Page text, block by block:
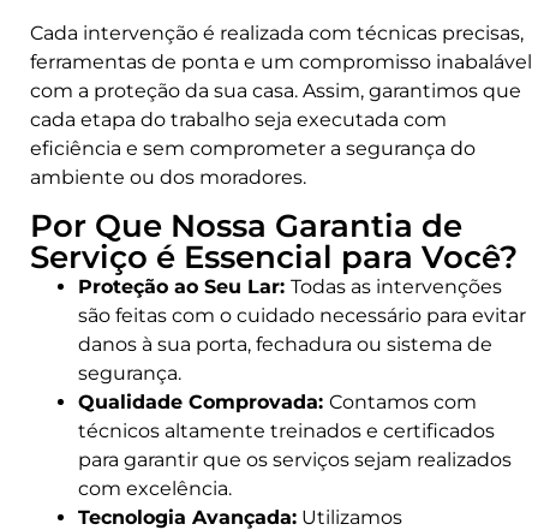
Cada intervenção é realizada com técnicas precisas,
ferramentas de ponta e um compromisso inabalável
com a proteção da sua casa. Assim, garantimos que
cada etapa do trabalho seja executada com
eficiência e sem comprometer a segurança do
ambiente ou dos moradores.
Por Que Nossa Garantia de
Serviço é Essencial para Você?
Proteção ao Seu Lar: Todas as intervenções
são feitas com o cuidado necessário para evitar
danos à sua porta, fechadura ou sistema de
segurança.
Qualidade Comprovada: Contamos com
técnicos altamente treinados e certificados
para garantir que os serviços sejam realizados
com excelência.
Tecnologia Avançada: Utilizamos